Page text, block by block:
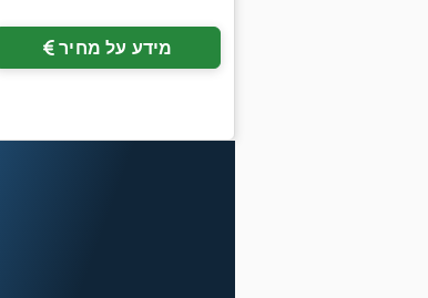
מידע על מחיר